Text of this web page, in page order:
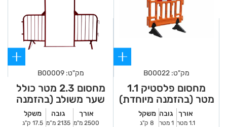
מק"ט: B00022
מחסום פלסטיק 1.1
מטר (בהזמנה מיוחדת)
אורך
1.1 מטר
גובה
1 מטר
משקל
8 ק"ג
מק"ט: B00009
מחסום 2.3 מטר כולל
שער משולב (בהזמנה
מיוחדת)
אורך
2500 מ"מ
גובה
2135 מ”מ
משקל
17.5 ק"ג